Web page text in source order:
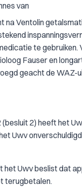
van
Ventolin
te
Fauser en
geacht de
2) heeft het
Uwv
het Uwv beslist dat
terugbetalen.